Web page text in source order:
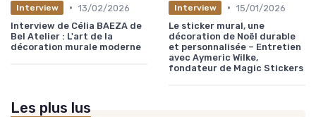
Interview • 13/02/2026
Interview de Célia BAEZA de
Bel Atelier : L'art de la
décoration murale moderne
Interview • 15/01/2026
Le sticker mural, une
décoration de Noël durable
et personnalisée – Entretien
avec Aymeric Wilke,
fondateur de Magic Stickers
Les plus lus